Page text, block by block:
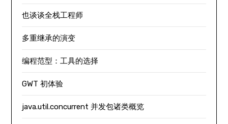
也谈谈全栈工程师
多重继承的演变
编程范型：工具的选择
GWT 初体验
java.util.concurrent 并发包诸类概览